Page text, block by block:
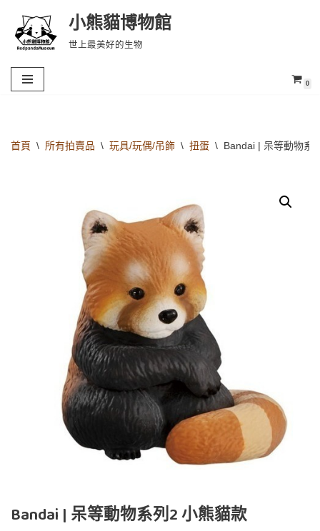
Skip
content
小熊貓博物館
世上最美好的生物
0
首頁 \ 所有拍賣品 \ 玩具/玩偶/吊飾 \ 扭蛋 \ Bandai | 呆等動物系
Bandai | 呆等動物系列2 小熊貓款